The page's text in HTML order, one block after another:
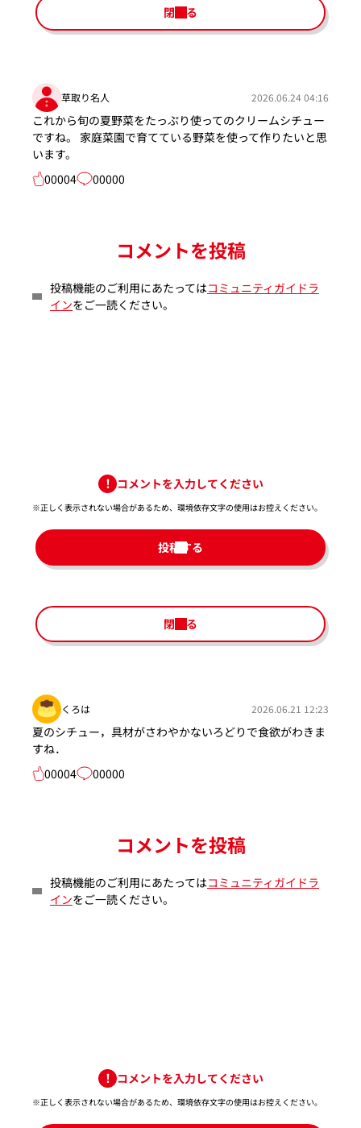
閉じる
草取り名人 2026.06.24 04:16
これから旬の夏野菜をたっぷり使ってのクリームシチュー
ですね。 家庭菜園で育てている野菜を使って作りたいと思
います。
00004
00000
コメントを投稿
投稿機能のご利用にあたってはコミュニティガイドラ
インをご一読ください。
コメントを入力してください
※正しく表示されない場合があるため、環境依存文字の使用はお控えください。​
投稿する
閉じる
くろは 2026.06.21 12:23
夏のシチュー，具材がさわやかないろどりで食欲がわきま
すね．
00004
00000
コメントを投稿
投稿機能のご利用にあたってはコミュニティガイドラ
インをご一読ください。
コメントを入力してください
※正しく表示されない場合があるため、環境依存文字の使用はお控えください。​